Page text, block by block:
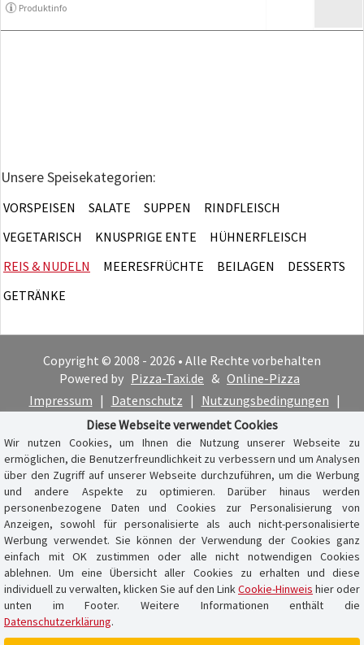
Produktinfo
Unsere Speisekategorien:
VORSPEISEN SALATE SUPPEN
RINDFLEISCH
VEGETARISCH
KNUSPRIGE ENTE
HÜHNERFLEISCH
REIS & NUDELN
MEERESFRÜCHTE BEILAGEN
DESSERTS
GETRÄNKE
Copyright © 2008 - 2026 • Alle Rechte vorbehalten
Powered by Pizza-Taxi.de & Online-Pizza
Impressum | Datenschutz | Nutzungsbedingungen |
Cookie-Hinweis
Diese Webseite verwendet Cookies
Wir nutzen Cookies, um Ihnen die Nutzung unserer Webseite zu
ermöglichen, die Benutzerfreundlichkeit zu verbessern und um Analysen
über den Zugriff auf unserer Webseite durchzuführen, um die Werbung
und andere Aspekte zu optimieren. Darüber hinaus werden
personenbezogene Daten und Cookies zur Personalisierung von
Anzeigen, sowohl für personalisierte als auch nicht-personalisierte
Werbung verwendet. Sie können der Verwendung der Cookies ganz
einfach mit OK zustimmen oder alle nicht notwendigen Cookies
ablehnen. Um eine Übersicht aller Cookies zu erhalten und diese
individuell zu verwalten, klicken Sie auf den LinkCookie-Hinweis hier oder
unten im Footer. Weitere Informationen enthält die
Datenschutzerklärung.